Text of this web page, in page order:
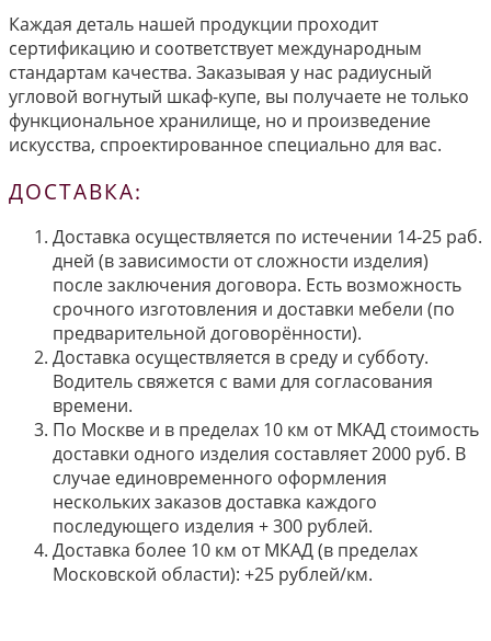
Каждая деталь нашей продукции проходит
сертификацию и соответствует международным
стандартам качества. Заказывая у нас радиусный
угловой вогнутый шкаф-купе, вы получаете не только
функциональное хранилище, но и произведение
искусства, спроектированное специально для вас.
ДОСТАВКА:
Доставка осуществляется по истечении 14-25 раб.
дней (в зависимости от сложности изделия)
после заключения договора. Есть возможность
срочного изготовления и доставки мебели (по
предварительной договорённости).
Доставка осуществляется в среду и субботу.
Водитель свяжется с вами для согласования
времени.
По Москве и в пределах 10 км от МКАД стоимость
доставки одного изделия составляет 2000 руб. В
случае единовременного оформления
нескольких заказов доставка каждого
последующего изделия + 300 рублей.
Доставка более 10 км от МКАД (в пределах
Московской области): +25 рублей/км.